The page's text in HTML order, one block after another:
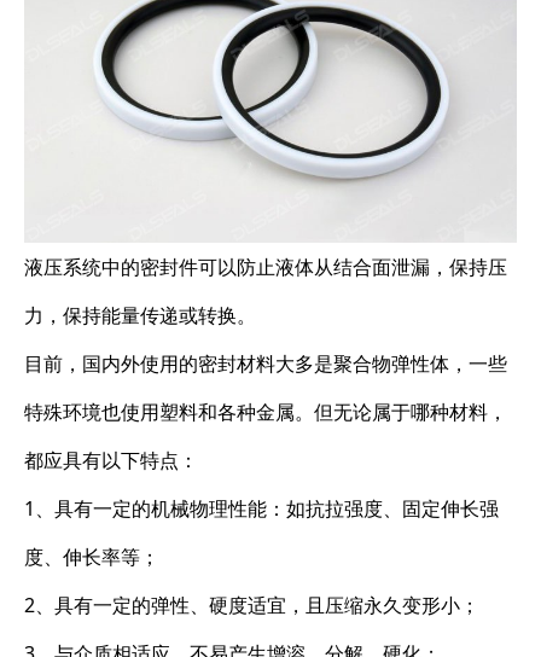
液压系统中的密封件可以防止液体从结合面泄漏，保持压
力，保持能量传递或转换。
目前，国内外使用的密封材料大多是聚合物弹性体，一些
特殊环境也使用塑料和各种金属。但无论属于哪种材料，
都应具有以下特点：
1、具有一定的机械物理性能：如抗拉强度、固定伸长强
度、伸长率等；
2、具有一定的弹性、硬度适宜，且压缩永久变形小；